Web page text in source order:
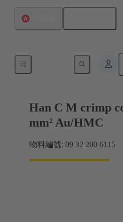
Han C M crimp
mm² Au/HMC
物料編號: 09 32 200 6115